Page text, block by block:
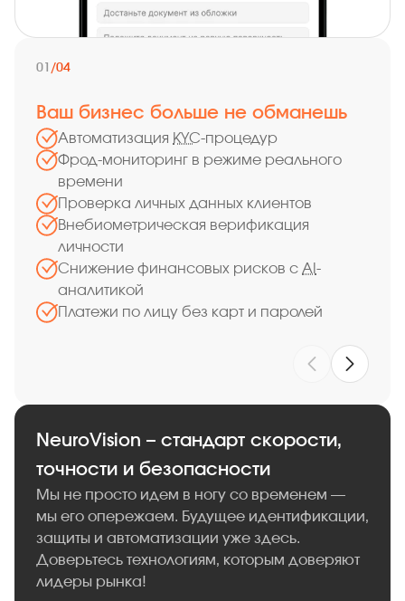
01 /04
Ваш бизнес больше не обманешь
Автоматизация KYC-процедур
Фрод-мониторинг в режиме реального
времени
Проверка личных данных клиентов
Внебиометрическая верификация
личности
Снижение финансовых рисков с AI -
аналитикой
Платежи по лицу без карт и паролей
NeuroVision – стандарт скорости,
точности и безопасности
Мы не просто идем в ногу со временем —
мы его опережаем. Будущее идентификации,
защиты и автоматизации уже здесь.
Доверьтесь технологиям, которым доверяют
лидеры рынка!